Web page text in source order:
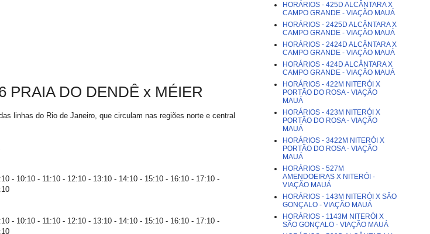
PRAIA DO DENDÊ x MÉIER
linhas do Rio de Janeiro, que circulam nas regiões norte e central
- 10:10 - 11:10 - 12:10 - 13:10 - 14:10 - 15:10 - 16:10 - 17:10 -
- 10:10 - 11:10 - 12:10 - 13:10 - 14:10 - 15:10 - 16:10 - 17:10 -
HORÁRIOS - 425D ALCÂNTARA X
CAMPO GRANDE - VIAÇÃO MAUÁ
HORÁRIOS - 2425D ALCÂNTARA X
CAMPO GRANDE - VIAÇÃO MAUÁ
HORÁRIOS - 2424D ALCÂNTARA X
CAMPO GRANDE - VIAÇÃO MAUÁ
HORÁRIOS - 424D ALCÂNTARA X
CAMPO GRANDE - VIAÇÃO MAUÁ
HORÁRIOS - 422M NITERÓI X
PORTÃO DO ROSA - VIAÇÃO
MAUÁ
HORÁRIOS - 423M NITERÓI X
PORTÃO DO ROSA - VIAÇÃO
MAUÁ
HORÁRIOS - 3422M NITERÓI X
PORTÃO DO ROSA - VIAÇÃO
MAUÁ
HORÁRIOS - 527M
AMENDOEIRAS X NITERÓI -
VIAÇÃO MAUÁ
HORÁRIOS - 143M NITERÓI X SÃO
GONÇALO - VIAÇÃO MAUÁ
HORÁRIOS - 1143M NITERÓI X
SÃO GONÇALO - VIAÇÃO MAUÁ